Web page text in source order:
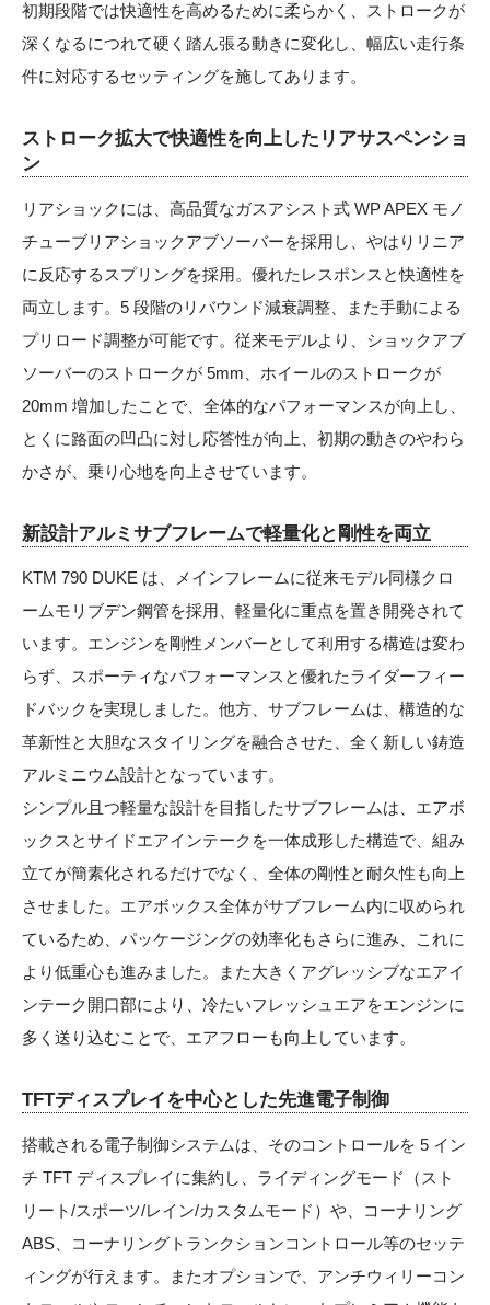
初期段階では快適性を高めるために柔らかく、ストロークが
深くなるにつれて硬く踏ん張る動きに変化し、幅広い走行条
件に対応するセッティングを施してあります。
ストローク拡大で快適性を向上したリアサスペンショ
ン
リアショックには、高品質なガスアシスト式 WP APEX モノ
チューブリアショックアブソーバーを採用し、やはりリニア
に反応するスプリングを採用。優れたレスポンスと快適性を
両立します。5 段階のリバウンド減衰調整、また手動による
プリロード調整が可能です。従来モデルより、ショックアブ
ソーバーのストロークが 5mm、ホイールのストロークが
20mm 増加したことで、全体的なパフォーマンスが向上し、
とくに路面の凹凸に対し応答性が向上、初期の動きのやわら
かさが、乗り心地を向上させています。
新設計アルミサブフレームで軽量化と剛性を両立
KTM 790 DUKE は、メインフレームに従来モデル同様クロ
ームモリブデン鋼管を採用、軽量化に重点を置き開発されて
います。エンジンを剛性メンバーとして利用する構造は変わ
らず、スポーティなパフォーマンスと優れたライダーフィー
ドバックを実現しました。他方、サブフレームは、構造的な
革新性と大胆なスタイリングを融合させた、全く新しい鋳造
アルミニウム設計となっています。
シンプル且つ軽量な設計を目指したサブフレームは、エアボ
ックスとサイドエアインテークを一体成形した構造で、組み
立てが簡素化されるだけでなく、全体の剛性と耐久性も向上
させました。エアボックス全体がサブフレーム内に収められ
ているため、パッケージングの効率化もさらに進み、これに
より低重心も進みました。また大きくアグレッシブなエアイ
ンテーク開口部により、冷たいフレッシュエアをエンジンに
多く送り込むことで、エアフローも向上しています。
TFTディスプレイを中心とした先進電子制御
搭載される電子制御システムは、そのコントロールを 5 イン
チ TFT ディスプレイに集約し、ライディングモード（スト
リート/スポーツ/レイン/カスタムモード）や、コーナリング
ABS、コーナリングトランクションコントロール等のセッテ
ィングが行えます。またオプションで、アンチウィリーコン